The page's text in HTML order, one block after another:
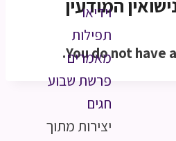
וידיאו
תפילות
מאמרים
פרשת שבוע
חגים
יצירות מתוך
You do not have